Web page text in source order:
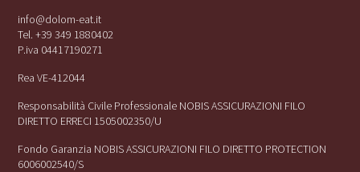
info@dolom-eat.it
Tel. +39 349 1880402
P.iva 04417190271
Rea VE-412044
Responsabilità Civile Professionale NOBIS ASSICURAZIONI FILO
DIRETTO ERRECI 1505002350/U
Fondo Garanzia NOBIS ASSICURAZIONI FILO DIRETTO PROTECTION
6006002540/S